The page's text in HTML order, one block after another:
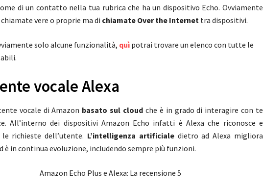
di un contatto nella tua rubrica che ha un dispositivo Echo. Ovviamente
vere o proprie ma di chiamate Over the Internet tra dispositivi.
solo alcune funzionalità, quì potrai trovare un elenco con tutte le
vocale Alexa
vocale di Amazon basato sul cloud che è in grado di interagire con te
All’interno dei dispositivi Amazon Echo infatti è Alexa che riconosce e
richieste dell’utente. L’intelligenza artificialedietro ad Alexa migliora
è in continua evoluzione, includendo sempre più funzioni.